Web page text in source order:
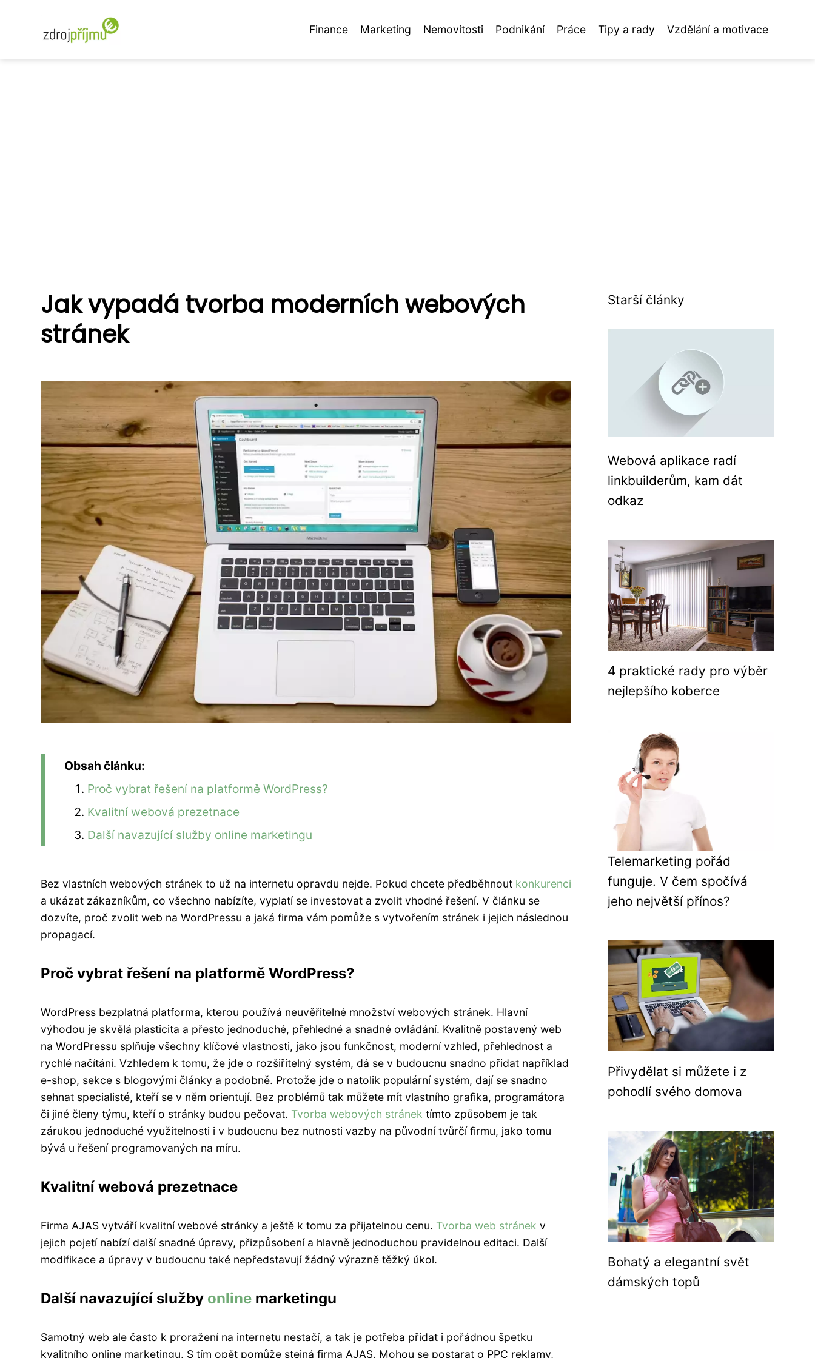
Finance Marketing Nemovitosti Podnikání Práce Tipy a rady Vzdělání a motivace
Jak vypadá tvorba moderních webových
stránek
Obsah článku:
Proč vybrat řešení na platformě WordPress?
Kvalitní webová prezetnace
Další navazující služby online marketingu
Bez vlastních webových stránek to už na internetu opravdu nejde. Pokud chcete předběhnout konkurenci
a ukázat zákazníkům, co všechno nabízíte, vyplatí se investovat a zvolit vhodné řešení. V článku se
dozvíte, proč zvolit web na WordPressu a jaká firma vám pomůže s vytvořením stránek i jejich následnou
propagací.
Proč vybrat řešení na platformě WordPress?
WordPress bezplatná platforma, kterou používá neuvěřitelné množství webových stránek. Hlavní
výhodou je skvělá plasticita a přesto jednoduché, přehledné a snadné ovládání. Kvalitně postavený web
na WordPressu splňuje všechny klíčové vlastnosti, jako jsou funkčnost, moderní vzhled, přehlednost a
rychlé načítání. Vzhledem k tomu, že jde o rozšiřitelný systém, dá se v budoucnu snadno přidat například
e-shop, sekce s blogovými články a podobně. Protože jde o natolik populární systém, dají se snadno
sehnat specialisté, kteří se v něm orientují. Bez problémů tak můžete mít vlastního grafika, programátora
či jiné členy týmu, kteří o stránky budou pečovat. Tvorba webových stránek tímto způsobem je tak
zárukou jednoduché využitelnosti i v budoucnu bez nutnosti vazby na původní tvůrčí firmu, jako tomu
bývá u řešení programovaných na míru.
Kvalitní webová prezetnace
Firma AJAS vytváří kvalitní webové stránky a ještě k tomu za přijatelnou cenu. Tvorba web stránek v
jejich pojetí nabízí další snadné úpravy, přizpůsobení a hlavně jednoduchou pravidelnou editaci. Další
modifikace a úpravy v budoucnu také nepředstavují žádný výrazně těžký úkol.
Další navazující služby online marketingu
Samotný web ale často k proražení na internetu nestačí, a tak je potřeba přidat i pořádnou špetku
kvalitního online marketingu. S tím opět pomůže stejná firma AJAS. Mohou se postarat o PPC reklamy,
Starší články
Webová aplikace radí
linkbuilderům, kam dát
odkaz
4 praktické rady pro výběr
nejlepšího koberce
Telemarketing pořád
funguje. V čem spočívá
jeho největší přínos?
Přivydělat si můžete i z
pohodlí svého domova
Bohatý a elegantní svět
dámských topů